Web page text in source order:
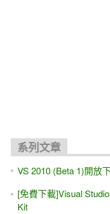
ASP.NET 10.0 MVC
[ASP.NET MVC] Web
.NET 10.0
[AI教你寫程式]透過AI,